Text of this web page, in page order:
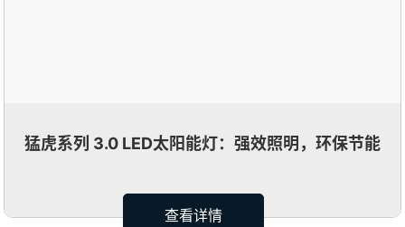
猛虎系列 3.0 LED太阳能灯：强效照明，环保节能
查看详情